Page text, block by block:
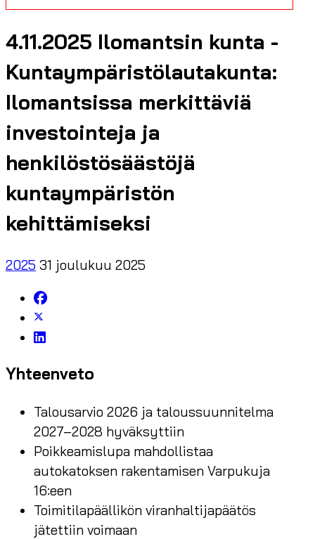
4.11.2025 Ilomantsin kunta -
Kuntaympäristölautakunta:
Ilomantsissa merkittäviä
investointeja ja
henkilöstösäästöjä
kuntaympäristön
kehittämiseksi
2025 31 joulukuu 2025
Yhteenveto
Talousarvio 2026 ja taloussuunnitelma
2027–2028 hyväksyttiin
Poikkeamislupa mahdollistaa
autokatoksen rakentamisen Varpukuja
16:een
Toimitilapäällikön viranhaltijapäätös
jätettiin voimaan